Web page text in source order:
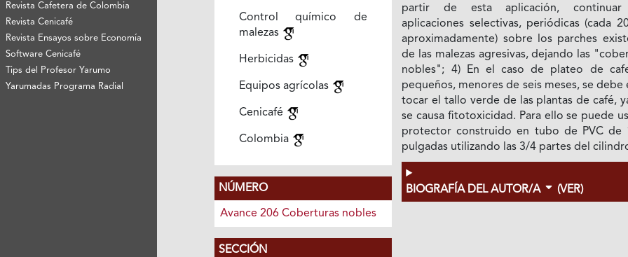
Revista Cafetera de Colombia
Revista Cenicafé
Revista Ensayos sobre Economía
Software Cenicafé
Tips del Profesor Yarumo
Yarumadas Programa Radial
Control químico de
malezas
Herbicidas
Equipos agrícolas
Cenicafé
Colombia
NÚMERO
Avance 206 Coberturas nobles
SECCIÓN
partir de esta aplicación,
aplicaciones selectivas, periódicas (cada
aproximadamente) sobre los parches
de las malezas agresivas, dejando las
nobles"; 4) En el caso de plateo de
pequeños, menores de seis meses, se debe
tocar el tallo verde de las plantas de café,
se causa fitotoxicidad. Para ello se puede
protector construido en tubo de PVC de
pulgadas utilizando las 3/4 partes del
BIOGRAFÍA DEL AUTOR/A (VER)